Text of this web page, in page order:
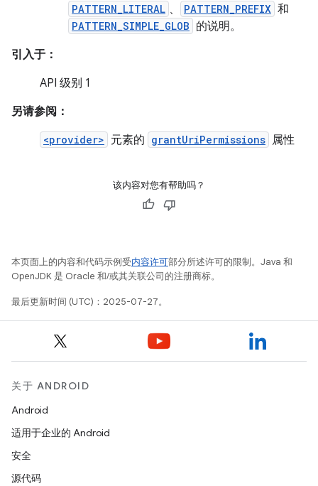
PATTERN_LITERAL 、 PATTERN_PREFIX 和
PATTERN_SIMPLE_GLOB 的说明。
引入于：
API 级别 1
另请参阅：
<provider> 元素的 grantUriPermissions 属性
该内容对您有帮助吗？
本页面上的内容和代码示例受内容许可部分所述许可的限制。Java 和
OpenJDK 是 Oracle 和/或其关联公司的注册商标。
最后更新时间 (UTC)：2025-07-27。
关于 ANDROID
Android
适用于企业的 Android
安全
源代码